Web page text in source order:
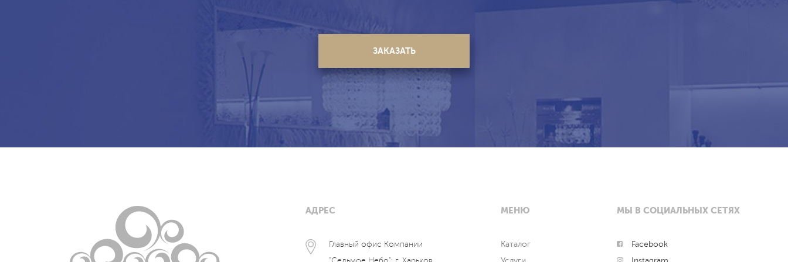
АДРЕС
Главный офис Компании
МЕНЮ
Каталог
МЫ В СОЦИАЛЬНЫХ СЕТЯХ
Facebook